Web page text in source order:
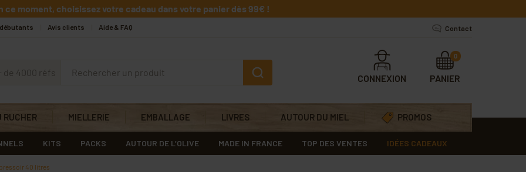
ce moment, choisissez votre cadeau dans votre panier dès 99€ !
débutants Avis clients Aide & FAQ Contact
de 4000 réfs
CONNEXION PANIER
0
RUCHER MIELLERIE EMBALLAGE LIVRES AUTOUR DU MIEL PROMOS
KITS PACKS AUTOUR DE L’OLIVE MADE IN FRANCE TOP DES VENTES IDÉES CADEAUX
40 litres